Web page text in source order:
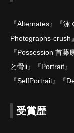
『Alternates』『
Photographs-crush』
『Possession 首
と骨ii』『Portrait』
『SelfPortrait』『
受賞歴